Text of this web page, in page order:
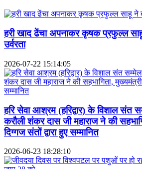
हरी खाद ढेंचा अपनाकर कृषक प्रफुल्ल साहू
उर्वरता
2026-07-22 15:14:05
हरि सेवा आश्रम (हरिद्वार) के विशाल संत
करौली शंकर दास जी महाराज ने की
दिग्गज संतों द्वारा हुए सम्मानित
2026-06-23 18:28:10